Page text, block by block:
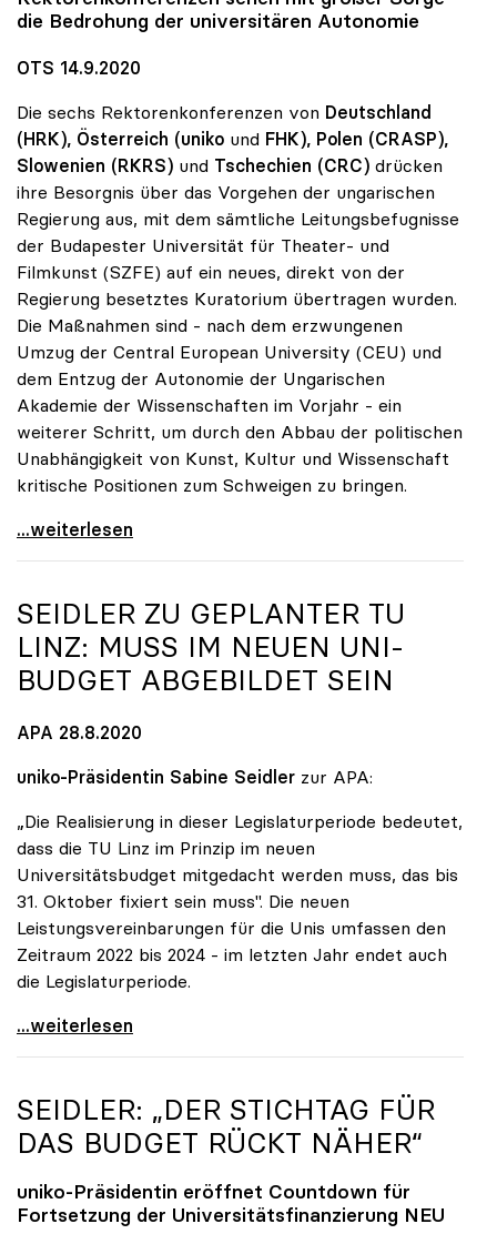
die Bedrohung der universitären Autonomie
OTS 14.9.2020
Die sechs Rektorenkonferenzen von Deutschland
(HRK), Österreich (uniko und FHK), Polen (CRASP),
Slowenien (RKRS) und Tschechien (CRC) drücken
ihre Besorgnis über das Vorgehen der ungarischen
Regierung aus, mit dem sämtliche Leitungsbefugnisse
der Budapester Universität für Theater- und
Filmkunst (SZFE) auf ein neues, direkt von der
Regierung besetztes Kuratorium übertragen wurden.
Die Maßnahmen sind - nach dem erzwungenen
Umzug der Central European University (CEU) und
dem Entzug der Autonomie der Ungarischen
Akademie der Wissenschaften im Vorjahr - ein
weiterer Schritt, um durch den Abbau der politischen
Unabhängigkeit von Kunst, Kultur und Wissenschaft
kritische Positionen zum Schweigen zu bringen.
Dringender Appell von sechs europäischen
...weiterlesen
SEIDLER ZU GEPLANTER TU
LINZ: MUSS IM NEUEN UNI-
BUDGET ABGEBILDET SEIN
APA 28.8.2020
uniko-Präsidentin Sabine Seidler zur APA:
„Die Realisierung in dieser Legislaturperiode bedeutet,
dass die TU Linz im Prinzip im neuen
Universitätsbudget mitgedacht werden muss, das bis
31. Oktober fixiert sein muss". Die neuen
Leistungsvereinbarungen für die Unis umfassen den
Zeitraum 2022 bis 2024 - im letzten Jahr endet auch
die Legislaturperiode.
Seidler zu geplanter TU Linz: Muss im neuen
...weiterlesen
SEIDLER: „DER STICHTAG FÜR
DAS BUDGET RÜCKT NÄHER“
uniko-Präsidentin eröffnet Countdown für
Fortsetzung der Universitätsfinanzierung NEU